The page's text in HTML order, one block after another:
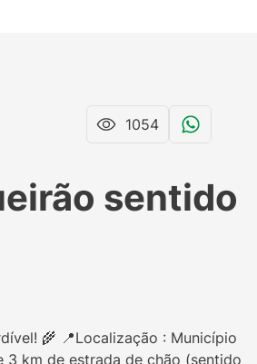
1054
sentido
🌾 📍Localização : Município
3 km de estrada de chão (sentido